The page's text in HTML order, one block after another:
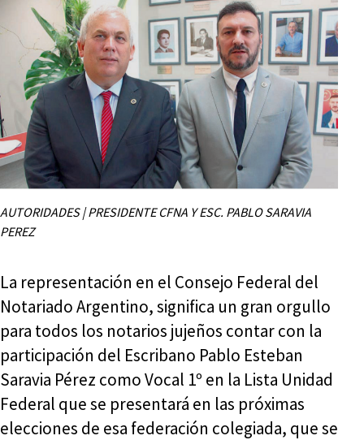
AUTORIDADES | PRESIDENTE CFNA Y ESC. PABLO SARAVIA
PEREZ
La representación en el Consejo Federal del
Notariado Argentino, significa un gran orgullo
para todos los notarios jujeños contar con la
participación del Escribano Pablo Esteban
Saravia Pérez como Vocal 1º en la Lista Unidad
Federal que se presentará en las próximas
elecciones de esa federación colegiada, que se